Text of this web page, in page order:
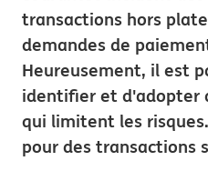
transactions hors
demandes de
Heureusement, il est
identifier et d'adopter
qui limitent les
pour des transactions